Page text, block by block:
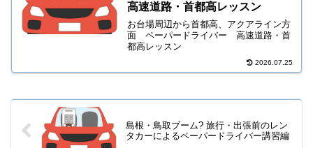
高速道路・首都高レッスン
お台場周辺から首都高、アクアライン方
面 ペーパードライバー 高速道路・首
都高レッスン
2026.07.25
島根・鳥取ブーム? 旅行・出張前のレン
タカーによるペーパードライバー講習編